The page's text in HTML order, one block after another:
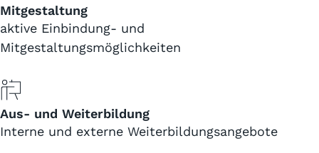
Mitgestaltung
aktive Einbindung- und
Mitgestaltungsmöglichkeiten
Aus- und Weiterbildung
Interne und externe Weiterbildungsangebote